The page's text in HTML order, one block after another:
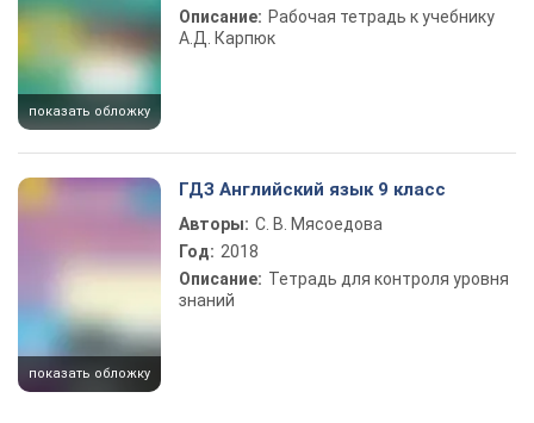
показать обложку
Описание: Рабочая тетрадь к учебнику
А.Д. Карпюк
показать обложку
ГДЗ Английский язык 9 класс
Авторы: С. В. Мясоедова
Год: 2018
Описание: Тетрадь для контроля уровня
знаний